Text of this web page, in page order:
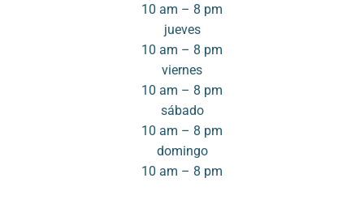
10 am – 8 pm
jueves
10 am – 8 pm
viernes
10 am – 8 pm
sábado
10 am – 8 pm
domingo
10 am – 8 pm